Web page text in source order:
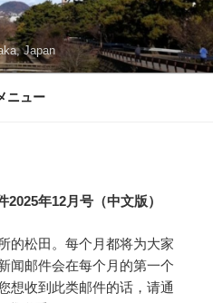
Japan
ニュー
年12月号（中文版）
的松田。每个月都将为大家
闻邮件会在每个月的第一个
想收到此类邮件的话，请通